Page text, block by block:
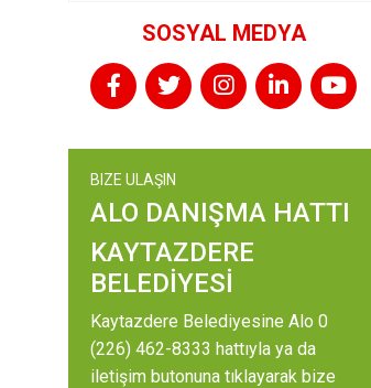
SOSYAL MEDYA
BIZE ULAŞIN
ALO DANIŞMA HATTI
KAYTAZDERE
BELEDİYESİ
Kaytazdere Belediyesine Alo 0
(226) 462-8333 hattıyla ya da
iletişim butonuna tıklayarak bize